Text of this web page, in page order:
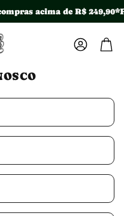
acima de R$ 249,90*
Conta